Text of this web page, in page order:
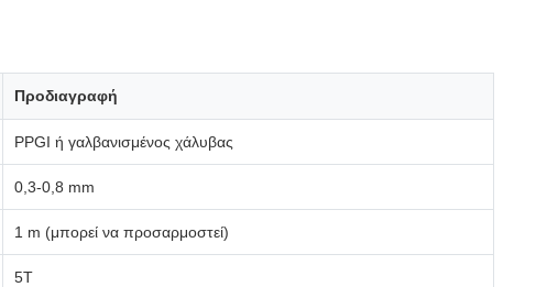
Προδιαγραφή
PPGI ή γαλβανισμένος χάλυβας
0,3-0,8 mm
1 m (μπορεί να προσαρμοστεί)
5T